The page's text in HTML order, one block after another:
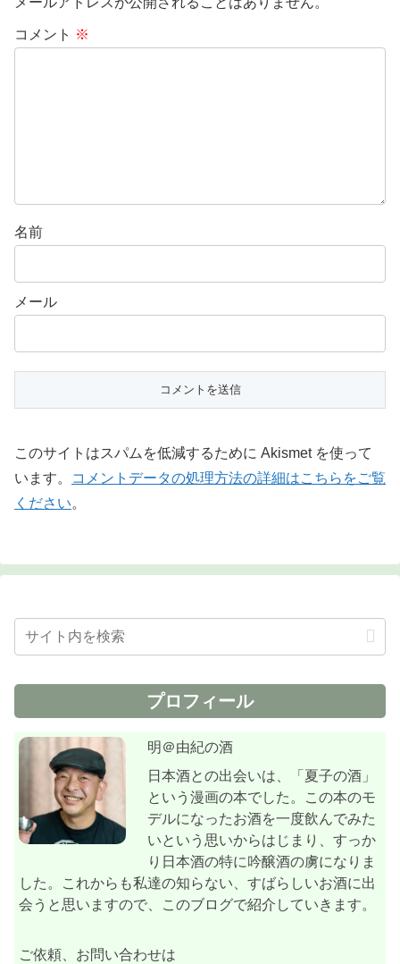
コメント ※
名前
メール
このサイトはスパムを低減するために Akismet を使って
います。
コメントデータの処理方法の詳細はこちらをご覧
ください。
プロフィール
明＠由紀の酒
日本酒との出会いは、「夏子の酒」
という漫画の本でした。この本のモ
デルになったお酒を一度飲んでみた
いという思いからはじまり、すっか
り日本酒の特に吟醸酒の虜になりま
した。これからも私達の知らない、すばらしいお酒に出
会うと思いますので、このブログで紹介していきます。
ご依頼、お問い合わせは